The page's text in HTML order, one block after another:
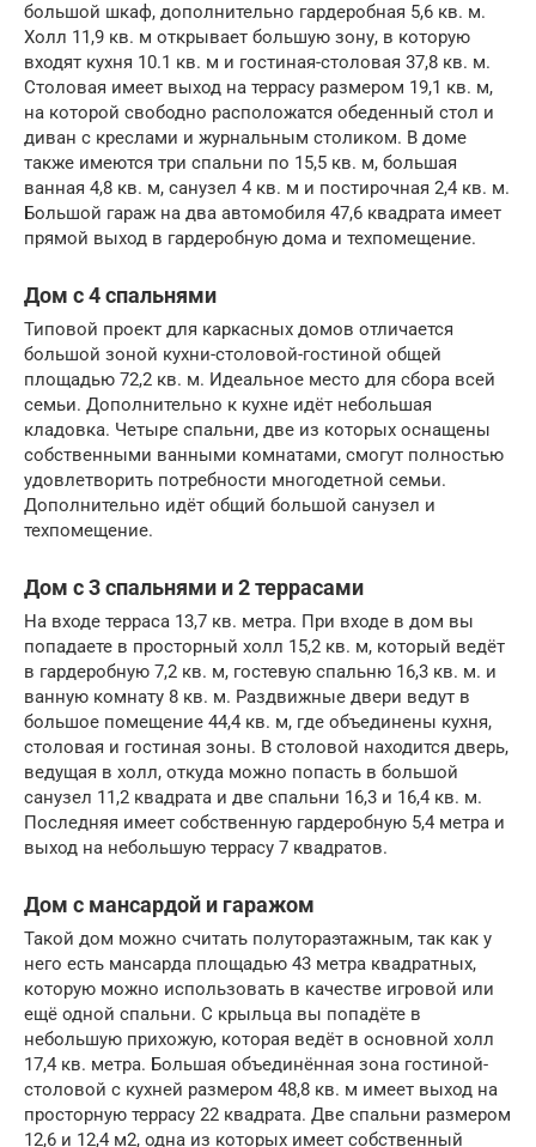
большой шкаф, дополнительно гардеробная 5,6 кв. м.
Холл 11,9 кв. м открывает большую зону, в которую
входят кухня 10.1 кв. м и гостиная-столовая 37,8 кв. м.
Столовая имеет выход на террасу размером 19,1 кв. м,
на которой свободно расположатся обеденный стол и
диван с креслами и журнальным столиком. В доме
также имеются три спальни по 15,5 кв. м, большая
ванная 4,8 кв. м, санузел 4 кв. м и постирочная 2,4 кв. м.
Большой гараж на два автомобиля 47,6 квадрата имеет
прямой выход в гардеробную дома и техпомещение.
Дом с 4 спальнями
Типовой проект для каркасных домов отличается
большой зоной кухни-столовой-гостиной общей
площадью 72,2 кв. м. Идеальное место для сбора всей
семьи. Дополнительно к кухне идёт небольшая
кладовка. Четыре спальни, две из которых оснащены
собственными ванными комнатами, смогут полностью
удовлетворить потребности многодетной семьи.
Дополнительно идёт общий большой санузел и
техпомещение.
Дом с 3 спальнями и 2 террасами
На входе терраса 13,7 кв. метра. При входе в дом вы
попадаете в просторный холл 15,2 кв. м, который ведёт
в гардеробную 7,2 кв. м, гостевую спальню 16,3 кв. м. и
ванную комнату 8 кв. м. Раздвижные двери ведут в
большое помещение 44,4 кв. м, где объединены кухня,
столовая и гостиная зоны. В столовой находится дверь,
ведущая в холл, откуда можно попасть в большой
санузел 11,2 квадрата и две спальни 16,3 и 16,4 кв. м.
Последняя имеет собственную гардеробную 5,4 метра и
выход на небольшую террасу 7 квадратов.
Дом с мансардой и гаражом
Такой дом можно считать полутораэтажным, так как у
него есть мансарда площадью 43 метра квадратных,
которую можно использовать в качестве игровой или
ещё одной спальни. С крыльца вы попадёте в
небольшую прихожую, которая ведёт в основной холл
17,4 кв. метра. Большая объединённая зона гостиной-
столовой с кухней размером 48,8 кв. м имеет выход на
просторную террасу 22 квадрата. Две спальни размером
12,6 и 12,4 м2, одна из которых имеет собственный